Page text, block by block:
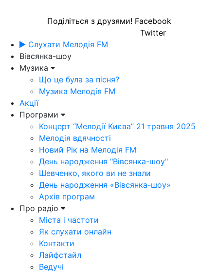
Поділіться з друзями! Facebook
Twitter
Слухати Мелодія FM
Вівсянка-шоу
Музика
Що це була за пісня?
Музика Мелодія FM
Акції
Програми
Концерт “Мелодії Києва” 21 травня 2025
Мелодія вдячності
Новий Рік на Мелодія FM
День народження "Вівсянка-шоу"
Шевченко, якого ви не знали
День народження «Вівсянка-шоу»
Архів програм
Про радіо
Міста і частоти
Як слухати онлайн
Контакти
Лайфстайл
Ведучі